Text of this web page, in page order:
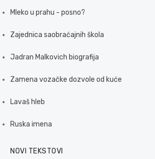
Mleko u prahu - posno?
Zajednica saobraćajnih škola
Jadran Malkovich biografija
Zamena vozačke dozvole od kuće
Lavaš hleb
Ruska imena
NOVI TEKSTOVI